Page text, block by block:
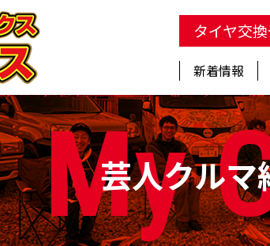
タイヤ交
新着情報
My
芸人クルマ